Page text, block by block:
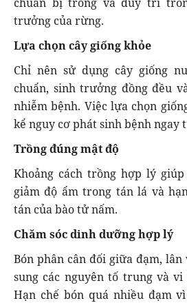
trưởng của rừng.
Lựa chọn cây giống khỏe
Chỉ nên sử dụng cây giống
chuẩn, sinh trưởng đồng đều
nhiễm bệnh. Việc lựa chọn
kể nguy cơ phát sinh bệnh ngay
Trồng đúng mật độ
Khoảng cách trồng hợp lý
giảm độ ẩm trong tán lá và
tán của bào tử nấm.
Chăm sóc dinh dưỡng hợp lý
Bón phân cân đối giữa đạm,
sung các nguyên tố trung và
Hạn chế bón quá nhiều đạm